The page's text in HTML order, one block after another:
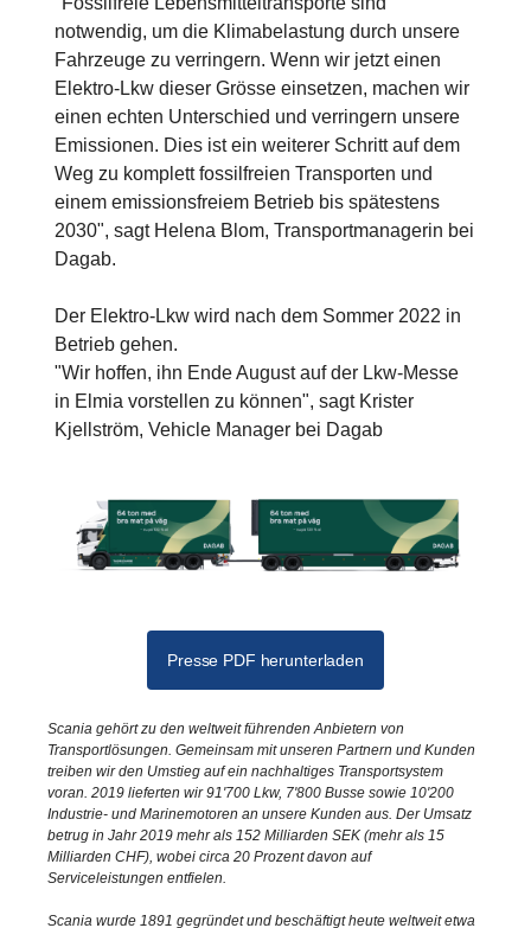
notwendig, um die Klimabelastung durch unsere
Fahrzeuge zu verringern. Wenn wir jetzt einen
Elektro-Lkw dieser Grösse einsetzen, machen wir
einen echten Unterschied und verringern unsere
Emissionen. Dies ist ein weiterer Schritt auf dem
Weg zu komplett fossilfreien Transporten und
einem emissionsfreiem Betrieb bis spätestens
2030", sagt Helena Blom, Transportmanagerin bei
Dagab.
Der Elektro-Lkw wird nach dem Sommer 2022 in
Betrieb gehen.
"Wir hoffen, ihn Ende August auf der Lkw-Messe
in Elmia vorstellen zu können", sagt Krister
Kjellström, Vehicle Manager bei Dagab
Presse PDF herunterladen
Scania gehört zu den weltweit führenden Anbietern von
Transportlösungen. Gemeinsam mit unseren Partnern und Kunden
treiben wir den Umstieg auf ein nachhaltiges Transportsystem
voran. 2019 lieferten wir 91'700 Lkw, 7'800 Busse sowie 10'200
Industrie- und Marinemotoren an unsere Kunden aus. Der Umsatz
betrug in Jahr 2019 mehr als 152 Milliarden SEK (mehr als 15
Milliarden CHF), wobei circa 20 Prozent davon auf
Serviceleistungen entfielen.
Scania wurde 1891 gegründet und beschäftigt heute weltweit etwa